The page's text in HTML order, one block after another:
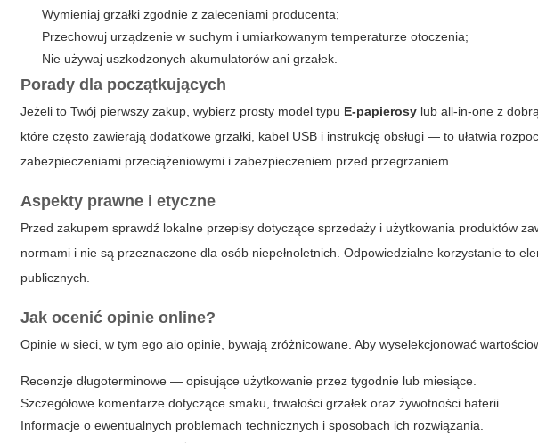
Wymieniaj grzałki zgodnie z zaleceniami producenta;
Przechowuj urządzenie w suchym i umiarkowanym temperaturze otoczenia;
Nie używaj uszkodzonych akumulatorów ani grzałek.
Porady dla początkujących
Jeżeli to Twój pierwszy zakup, wybierz prosty model typu E-papierosy lub all-in-one z
które często zawierają dodatkowe grzałki, kabel USB i instrukcję obsługi — to ułatwia
zabezpieczeniami przeciążeniowymi i zabezpieczeniem przed przegrzaniem.
Aspekty prawne i etyczne
Przed zakupem sprawdź lokalne przepisy dotyczące sprzedaży i użytkowania produktów
normami i nie są przeznaczone dla osób niepełnoletnich. Odpowiedzialne korzystanie to
publicznych.
Jak ocenić opinie online?
Opinie w sieci, w tymego aio opinie , bywają zróżnicowane. Aby wyselekcjonować
Recenzje długoterminowe — opisujące użytkowanie przez tygodnie lub miesiące.
Szczegółowe komentarze dotyczące smaku, trwałości grzałek oraz żywotności baterii.
Informacje o ewentualnych problemach technicznych i sposobach ich rozwiązania.